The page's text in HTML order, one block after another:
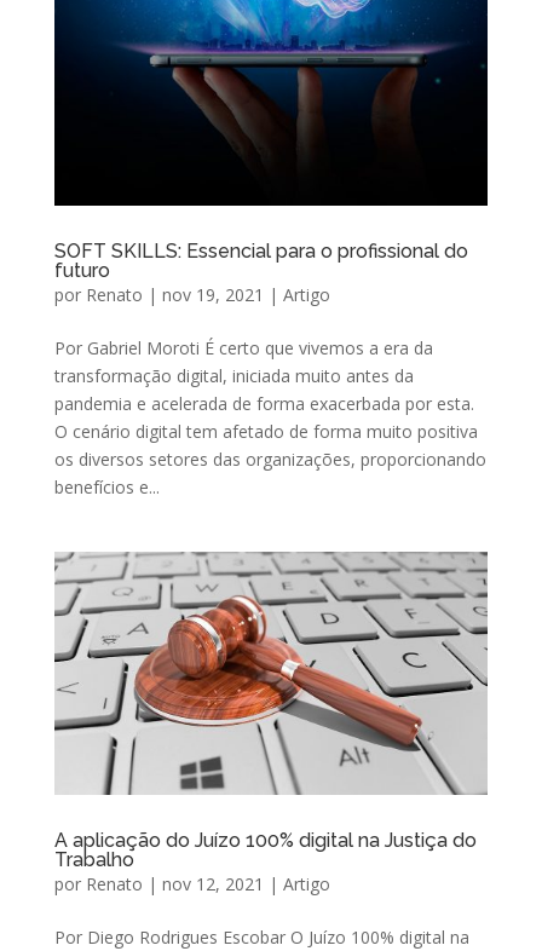
SOFT SKILLS: Essencial para o profissional do
futuro
por Renato | nov 19, 2021 | Artigo
Por Gabriel Moroti É certo que vivemos a era da
transformação digital, iniciada muito antes da
pandemia e acelerada de forma exacerbada por esta.
O cenário digital tem afetado de forma muito positiva
os diversos setores das organizações, proporcionando
benefícios e...
A aplicação do Juízo 100% digital na Justiça do
Trabalho
por Renato | nov 12, 2021 | Artigo
Por Diego Rodrigues Escobar O Juízo 100% digital na